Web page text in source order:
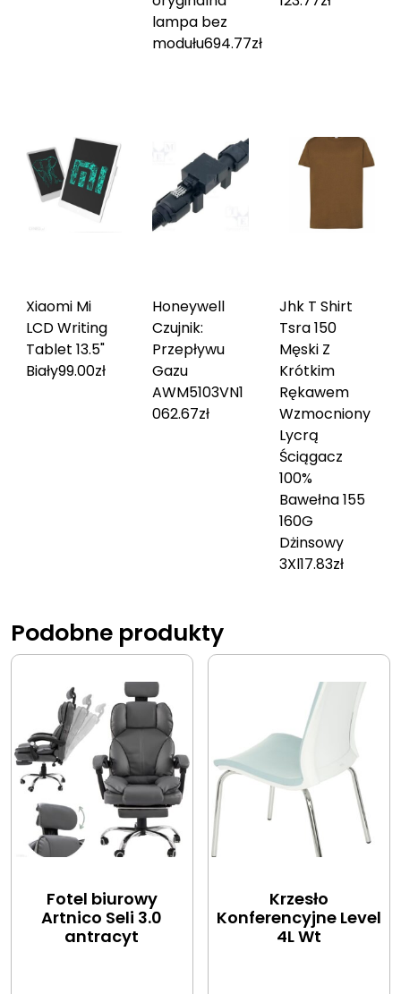
lampa bez
modułu694.77zł
Xiaomi Mi
LCD Writing
Tablet 13.5"
Biały99.00zł
Honeywell
Czujnik:
Przepływu
Gazu
AWM5103VN1
062.67zł
Jhk T Shirt
Tsra 150
Męski Z
Krótkim
Rękawem
Wzmocniony
Lycrą
Ściągacz
100%
Bawełna 155
160G
Dżinsowy
3Xl17.83zł
Podobne produkty
Fotel biurowy
Artnico Seli 3.0
antracyt
Krzesło
Konferencyjne Level
4L Wt